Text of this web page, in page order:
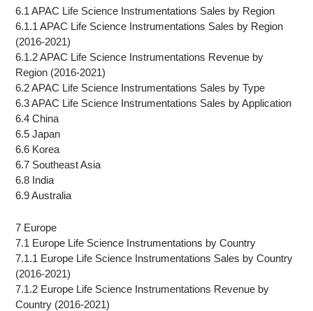
6.1 APAC Life Science Instrumentations Sales by Region
6.1.1 APAC Life Science Instrumentations Sales by Region
(2016-2021)
6.1.2 APAC Life Science Instrumentations Revenue by
Region (2016-2021)
6.2 APAC Life Science Instrumentations Sales by Type
6.3 APAC Life Science Instrumentations Sales by Application
6.4 China
6.5 Japan
6.6 Korea
6.7 Southeast Asia
6.8 India
6.9 Australia
7 Europe
7.1 Europe Life Science Instrumentations by Country
7.1.1 Europe Life Science Instrumentations Sales by Country
(2016-2021)
7.1.2 Europe Life Science Instrumentations Revenue by
Country (2016-2021)